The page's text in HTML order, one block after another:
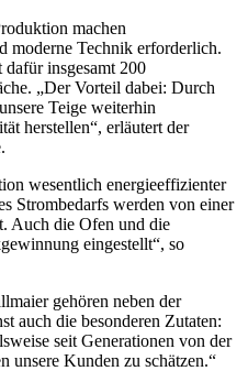
machen
moderne Technik erforderlich.
insgesamt 200
„Der Vorteil dabei: Durch
Teige weiterhin
herstellen“, erläutert der
wesentlich energieeffizienter
Strombedarfs werden von einer
Auch die Ofen und die
eingestellt“, so
gehören neben der
auch die besonderen Zutaten:
seit Generationen von der
unsere Kunden zu schätzen.“